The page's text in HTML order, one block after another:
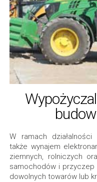
W ramach
także wynajem
ziemnych, rolniczych
samochodów i przyczep
dowolnych towarów lub